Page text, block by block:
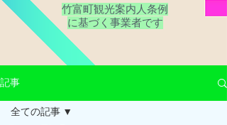
竹富町観光案内人条例
​に基づく事業者です
記事
全ての記事